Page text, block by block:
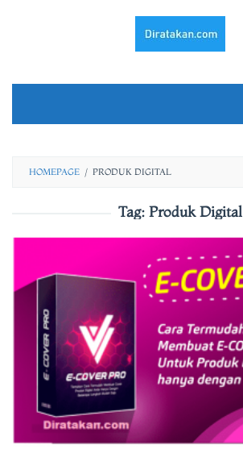
HOMEPAGE / PRODUK DIGITAL
Tag: Produk Digital